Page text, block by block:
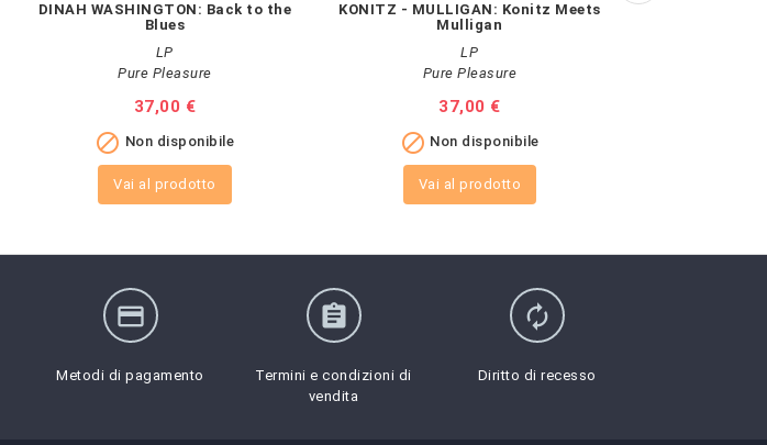
DINAH WASHINGTON: Back to the
Blues
LP
Pure Pleasure
Prezzo
37,00 €
 Non disponibile
Vai al prodotto
KONITZ - MULLIGAN: Konitz Meets
Mulligan
LP
Pure Pleasure
Prezzo
37,00 €
 Non disponibile
Vai al prodotto
credit_card
Metodi di pagamento
assignment
Termini e condizioni di
vendita
autorenew
Diritto di recesso